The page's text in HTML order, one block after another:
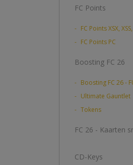
FC Points
FC Points XSX,
FC Points PC
Boosting FC 26
Boosting FC 26 -
Ultimate Gauntlet
Tokens
FC 26 - Kaarten
CD-Keys